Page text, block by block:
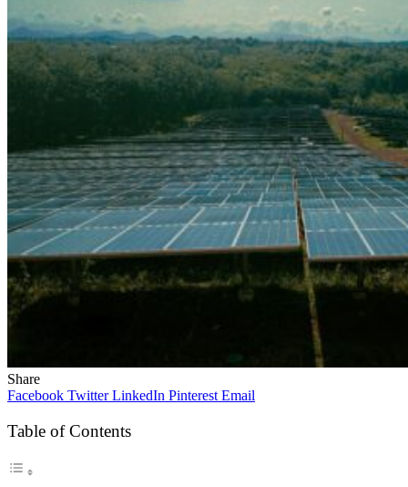
Share
Facebook Twitter LinkedIn Pinterest Email
Table of Contents